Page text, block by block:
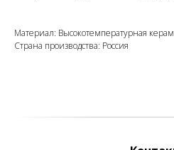
Материал: Высокотемпературная
Страна производства: Россия